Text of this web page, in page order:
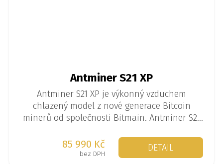
Antminer S21 XP
Antminer S21 XP je výkonný vzduchem
chlazený model z nové generace Bitcoin
minerů od společnosti Bitmain. Antminer S21
3645 W.
85 990 Kč
bez DPH
DETAIL